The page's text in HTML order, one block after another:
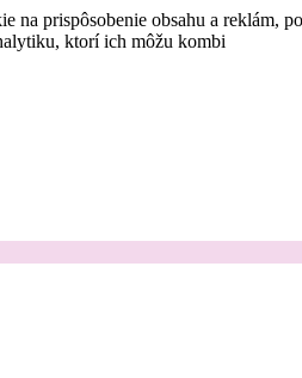
na prispôsobenie obsahu a reklám,
ktorí ich môžu kombi